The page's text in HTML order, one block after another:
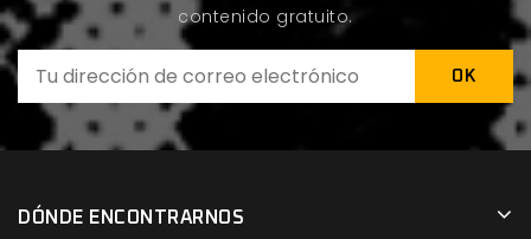
contenido gratuito.
DÓNDE ENCONTRARNOS